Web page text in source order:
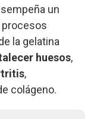
un
procesos
la gelatina
huesos,
,
colágeno.